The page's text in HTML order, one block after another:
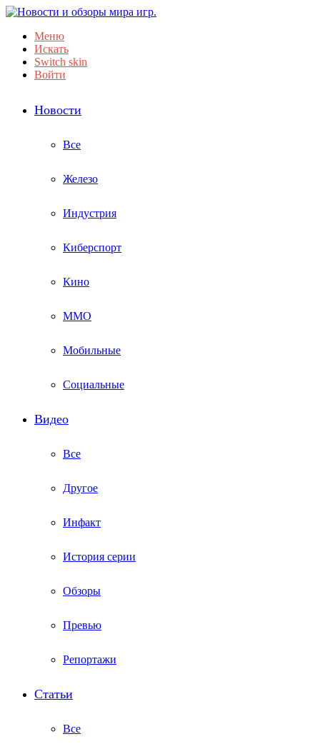
Меню
Искать
Switch skin
Войти
Новости
Все
Железо
Индустрия
Киберспорт
Кино
ММО
Мобильные
Социальные
Видео
Все
Другое
Инфакт
История серии
Обзоры
Превью
Репортажи
Статьи
Все